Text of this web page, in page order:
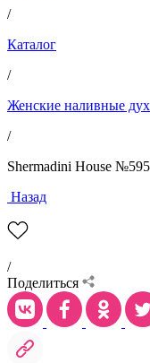
/
Каталог
/
Женские наливные
/
Shermadini House
Назад
/
Поделиться